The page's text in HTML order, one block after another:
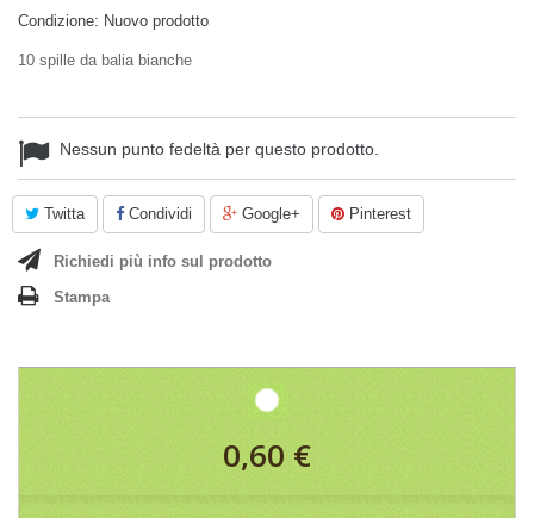
Condizione: Nuovo prodotto
10 spille da balia bianche
Nessun punto fedeltà per questo prodotto.
Twitta Condividi Google+ Pinterest
Richiedi più info sul prodotto
Stampa
0,60 €